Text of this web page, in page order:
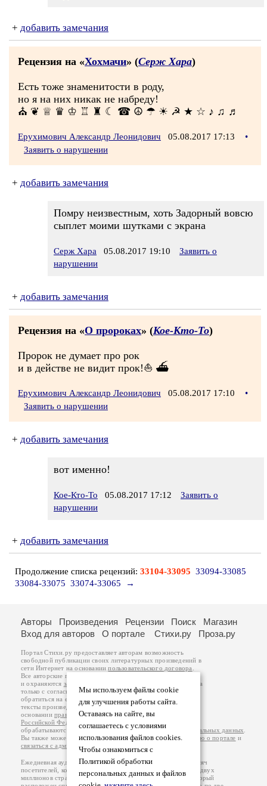
+ добавить замечания
Рецензия на «Хохмачи» (Серж Хара)
Есть тоже знаменитости в роду,
но я на них никак не набреду!
⛪ ❦ ♕ ♛ ♔ ♖ ♜ ☾ ☎ ☮ ☂ ☀ ☭ ★ ☆ ♪ ♫ ♬
Ерухимович Александр Леонидович 05.08.2017 17:13
•
Заявить о нарушении
+ добавить замечания
Помру неизвестным, хоть Задорный вовсю
сыплет моими шутками с экрана
Серж Хара 05.08.2017 19:10
Заявить о
нарушении
+ добавить замечания
Рецензия на «О пророках» (Кое-Кто-То)
Пророк не думает про рок
и в действе не видит прок!⛵ ⛴
Ерухимович Александр Леонидович 05.08.2017 17:10
•
Заявить о нарушении
+ добавить замечания
вот именно!
Кое-Кто-То 05.08.2017 17:12
Заявить о
нарушении
+ добавить замечания
Продолжение списка рецензий: 33104-33095 33094-33085
33084-33075 33074-33065 →
Мы используем файлы cookie
для улучшения работы сайта.
Оставаясь на сайте, вы
соглашаетесь с условиями
использования файлов cookies.
Чтобы ознакомиться с
Политикой обработки
персональных данных и файлов
Авторы Произведения Рецензии Поиск
Магазин
Вход для авторов
О портале Стихи.ру Проза.ру
Портал Стихи.ру предоставляет авторам возможность
свободной публикации своих литературных произведений в
сети Интернет на основаниипользовательского договора
Все авторские права на произведения принадлежат авторам
и охраняются законом
. Перепечатка произведений возможна
только с согласия его автора, к которому вы можете
обратиться на его авторской странице. Ответственность за
тексты произведений авторы несут самостоятельно на
основанииправил публикацииизаконодательства
Российской Федерации
обрабатываются на основанииПолитики обработки персональных данных
Вы также можете посмотреть более подробнуюинформацию о портале и
связаться с администрацией
Ежедневная аудитория портала Стихи.ру – порядка 200 тысяч
посетителей, которые в общей сумме просматривают более двух
миллионов страниц по данным счетчика посещаемости, который